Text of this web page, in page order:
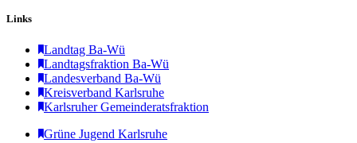
Links
Landtag Ba-Wü
Landtagsfraktion Ba-Wü
Landesverband Ba-Wü
Kreisverband Karlsruhe
Karlsruher Gemeinderatsfraktion
Grüne Jugend Karlsruhe